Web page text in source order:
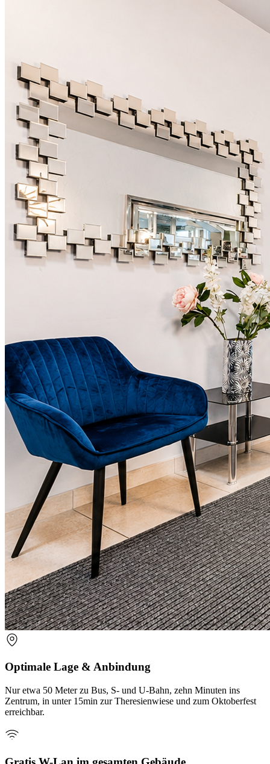
Optimale Lage & Anbindung
Nur etwa 50 Meter zu Bus, S- und U-Bahn, zehn Minuten ins
Zentrum, in unter 15min zur Theresienwiese und zum Oktoberfest
erreichbar.